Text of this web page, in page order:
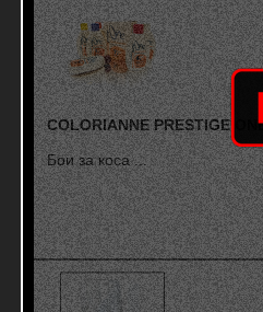
COLORIANNE PRESTIGE
Бои за коса ...